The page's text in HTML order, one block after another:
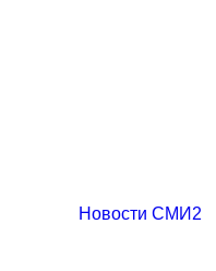
Новости СМИ2